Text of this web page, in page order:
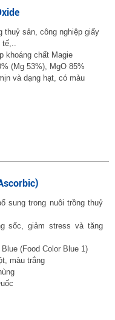
thuỷ sản, công nghiệp giấy
tế,..
khoáng chất Magie
(Mg 53%), MgO 85%
và dạng hạt, có màu
sung trong nuôi trồng thuỷ
sốc, giảm stress và tăng
(Food Color Blue 1)
màu trắng